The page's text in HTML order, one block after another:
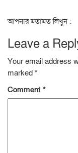
আপনার মতামত লিখুন :
Leave a
Your email address
marked *
Comment *